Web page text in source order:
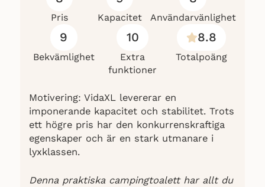
Spolmunstycke: T-typ
Med två sidolås och slidventil
Tält:
Färg: Grön
Material: PA och glasfiber
Pris Kapacitet Användarvänlighet
9
Bekvämlighet
10
Extra
funktioner
8.8
Totalpoäng
Motivering: VidaXL levererar en
imponerande kapacitet och stabilitet. Trots
ett högre pris har den konkurrenskraftiga
egenskaper och är en stark utmanare i
lyxklassen.
Denna praktiska campingtoalett har allt du